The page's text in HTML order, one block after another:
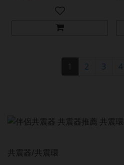
2 3 4
共震器/共震環